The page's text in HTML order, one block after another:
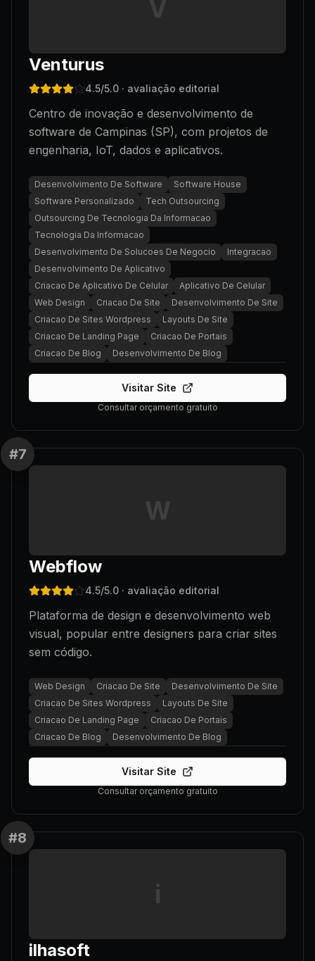
V
Venturus
4.5/5.0 · avaliação editorial
Centro de inovação e desenvolvimento de
software de Campinas (SP), com projetos de
engenharia, IoT, dados e aplicativos.
Desenvolvimento De Software
Software House
Software Personalizado
Tech Outsourcing
Outsourcing De Tecnologia Da Informacao
Tecnologia Da Informacao
Desenvolvimento De Solucoes De Negocio
Integracao
Desenvolvimento De Aplicativo
Criacao De Aplicativo De Celular
Aplicativo De Celular
Web Design
Criacao De Site
Desenvolvimento De Site
Criacao De Sites Wordpress
Layouts De Site
Criacao De Landing Page
Criacao De Portais
Criacao De Blog
Desenvolvimento De Blog
Visitar Site
Consultar orçamento gratuito
#7
W
Webflow
4.5/5.0 · avaliação editorial
Plataforma de design e desenvolvimento web
visual, popular entre designers para criar sites
sem código.
Web Design Criacao De Site
Desenvolvimento De Site
Criacao De Sites Wordpress
Layouts De Site
Criacao De Landing Page
Criacao De Portais
Criacao De Blog
Desenvolvimento De Blog
Visitar Site
Consultar orçamento gratuito
#8
i
ilhasoft